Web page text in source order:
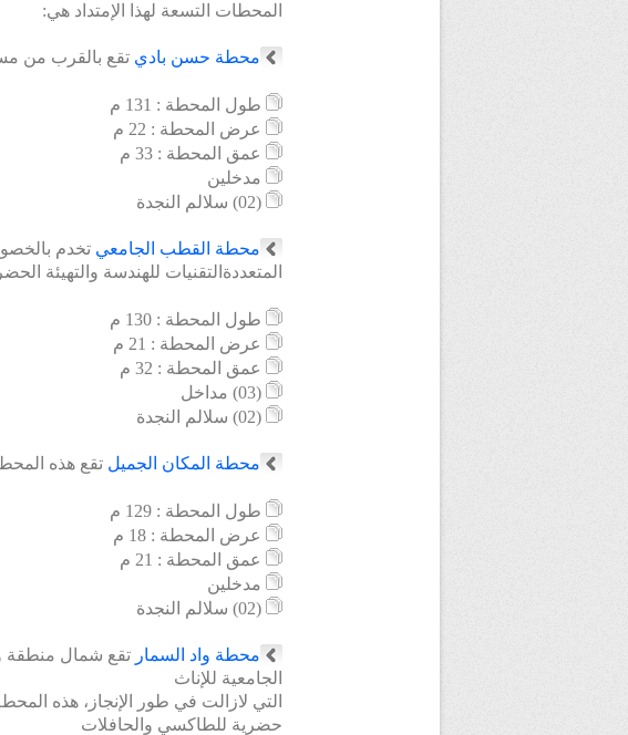
المحطات التسعة لهذا الإمتداد هي:
محطة حسن بادي تقع بالقرب من
طول المحطة : 131 م
عرض المحطة : 22 م
عمق المحطة : 33 م
مدخلين
(02) سلالم النجدة
محطة القطب الجامعي تخدم
المتعددةالتقنيات للهندسة والتهيئة
طول المحطة : 130 م
عرض المحطة : 21 م
عمق المحطة : 32 م
(03) مداخل
(02) سلالم النجدة
محطة المكان الجميل تقع هذه
طول المحطة : 129 م
عرض المحطة : 18 م
عمق المحطة : 21 م
مدخلين
(02) سلالم النجدة
محطة واد السمار تقع شمال منطقة
الجامعية للإناث
حضرية للطاكسي والحافلات